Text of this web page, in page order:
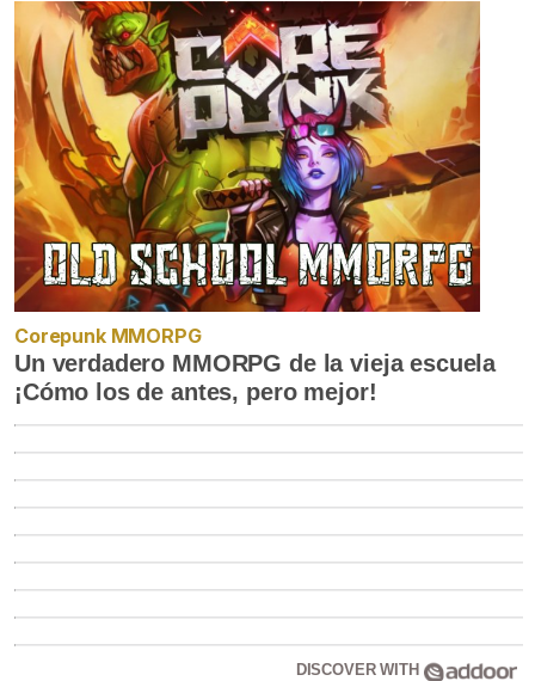
Corepunk MMORPG
Un verdadero MMORPG de la vieja escuela
¡Cómo los de antes, pero mejor!
DISCOVER WITH